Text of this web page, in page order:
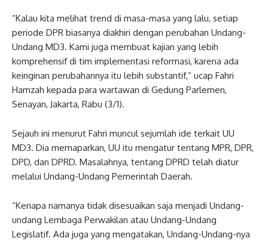
“Kalau kita melihat trend di masa-masa yang lalu, setiap
periode DPR biasanya diakhiri dengan perubahan Undang-
Undang MD3. Kami juga membuat kajian yang lebih
komprehensif di tim implementasi reformasi, karena ada
keinginan perubahannya itu lebih substantif,” ucap Fahri
Hamzah kepada para wartawan di Gedung Parlemen,
Senayan, Jakarta, Rabu (3/1).
Sejauh ini menurut Fahri muncul sejumlah ide terkait UU
MD3. Dia memaparkan, UU itu mengatur tentang MPR, DPR,
DPD, dan DPRD. Masalahnya, tentang DPRD telah diatur
melalui Undang-Undang Pemerintah Daerah.
“Kenapa namanya tidak disesuaikan saja menjadi Undang-
undang Lembaga Perwakilan atau Undang-Undang
Legislatif. Ada juga yang mengatakan, Undang-Undang-nya